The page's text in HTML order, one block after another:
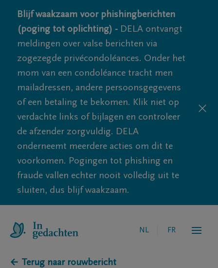
Blijf waakzaam voor phishingberichten
(poging tot oplichting) - DELA ontvangt
meldingen over valse berichten via
zogezegde privécondoléances. Onder het
mom van een condoléance tracht men
mailadressen, andere persoonsgegevens
of een betaling te bekomen. Klik niet op
verdachte links of bijlagen en controleer
de afzender zorgvuldig. DELA
onderneemt meerdere acties om dit te
voorkomen. Pogingen tot phishing en
fraude vallen echter nooit volledig uit te
sluiten, dus blijf waakzaam.
NL FR
← Terug naar rouwbericht